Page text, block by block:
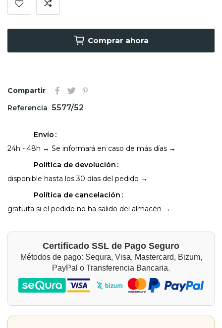
Comprar ahora
Compartir
Referencia 5577/52
Envío
24h - 48h ↔ Se informará en caso de más días →
Política de devolución
disponible hasta los 30 días del pedido →
Política de cancelación
gratuita si el pedido no ha salido del almacén →
Certificado SSL de Pago Seguro
Métodos de pago: Sequra, Visa, Mastercard, Bizum,
PayPal o Transferencia Bancaria.